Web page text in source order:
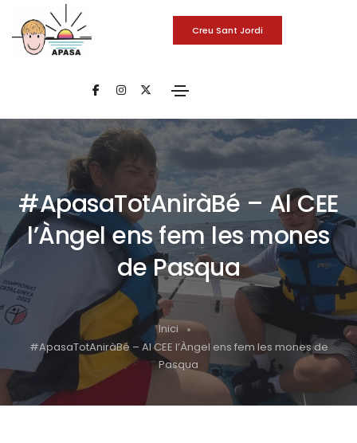
Creu Sant Jordi
#ApasaTotAniràBé – Al CEE
l’Àngel ens fem les mones
de Pasqua
Inici
#ApasaTotAniràBé – Al CEE l’Àngel ens fem les mones de
Pasqua